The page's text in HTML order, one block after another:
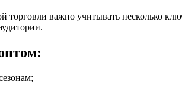
торговли важно учитывать несколько